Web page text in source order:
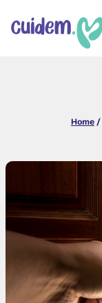
Home /